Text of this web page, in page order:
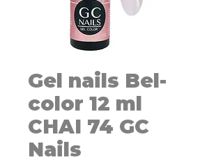
Gel nails Bel-
color 12 ml
CHAI 74 GC
Nails